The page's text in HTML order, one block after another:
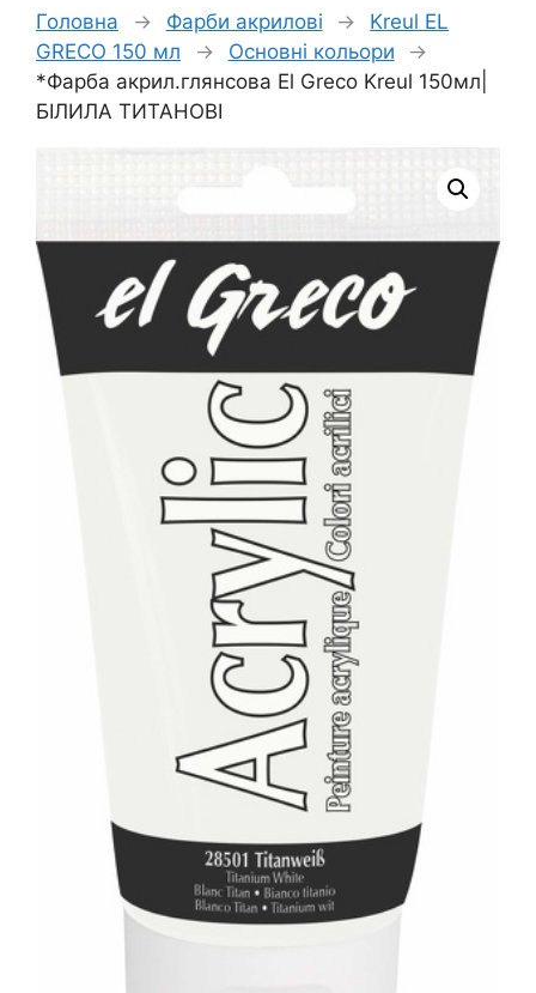
Головна → Фарби акрилові →
Kreul EL
GRECO 150 мл
→ Основні кольори
→
*Фарба акрил.глянсова El Greco Kreul 150мл|
БІЛИЛА ТИТАНОВІ